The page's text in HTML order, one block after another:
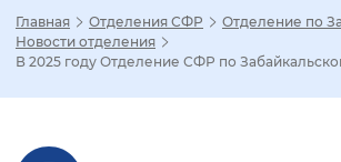
Настройка режима
Главная Отделения СФР
Отделение по
Новости отделения
В 2025 году Отделение СФР по